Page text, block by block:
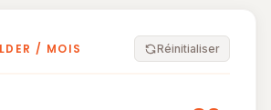
/ MOIS Réinitialiser